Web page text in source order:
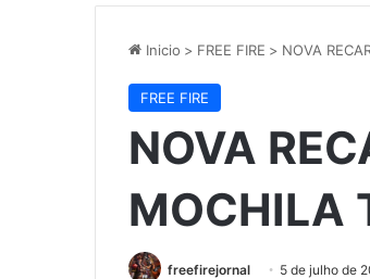
Inicio > FREE FIRE > NOVA
FREE FIRE
NOVA
MOCHILA
freefirejornal 5 de julho de